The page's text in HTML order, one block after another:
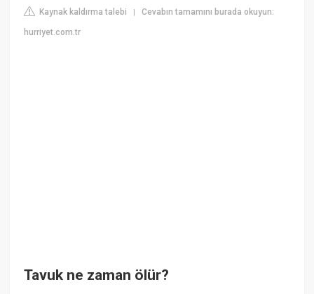
Kaynak kaldırma talebi |Cevabın tamamını burada okuyun:
hurriyet.com.tr
Tavuk ne zaman ölür?